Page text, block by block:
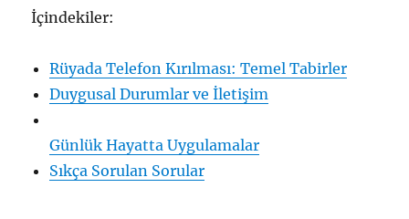
İçindekiler:
Rüyada Telefon Kırılması: Temel Tabirler
Duygusal Durumlar ve İletişim
Günlük Hayatta Uygulamalar
Sıkça Sorulan Sorular